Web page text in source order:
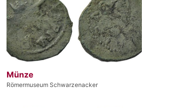
Münze
Römermuseum Schwarzenacker